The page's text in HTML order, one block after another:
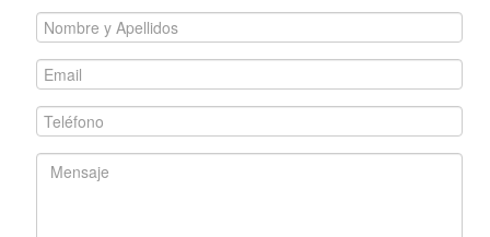
Nombre
y
Apellidos
*Email
*
Teléfono
*